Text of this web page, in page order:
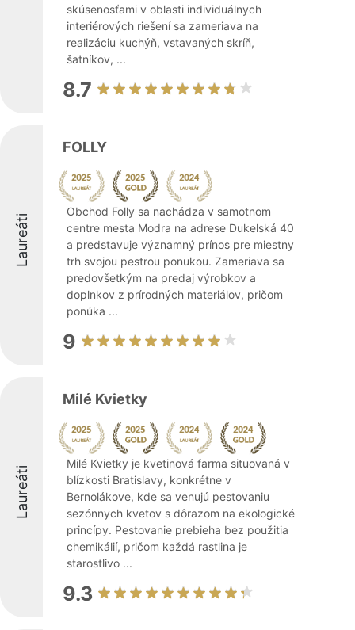
skúsenosťami v oblasti individuálnych
interiérových riešení sa zameriava na
realizáciu kuchýň, vstavaných skríň,
šatníkov, ...
8.7
Laureáti
FOLLY
Obchod Folly sa nachádza v samotnom
centre mesta Modra na adrese Dukelská 40
a predstavuje významný prínos pre miestny
trh svojou pestrou ponukou. Zameriava sa
predovšetkým na predaj výrobkov a
doplnkov z prírodných materiálov, pričom
ponúka ...
9
Laureáti
Milé Kvietky
Milé Kvietky je kvetinová farma situovaná v
blízkosti Bratislavy, konkrétne v
Bernolákove, kde sa venujú pestovaniu
sezónnych kvetov s dôrazom na ekologické
princípy. Pestovanie prebieha bez použitia
chemikálií, pričom každá rastlina je
starostlivo ...
9.3